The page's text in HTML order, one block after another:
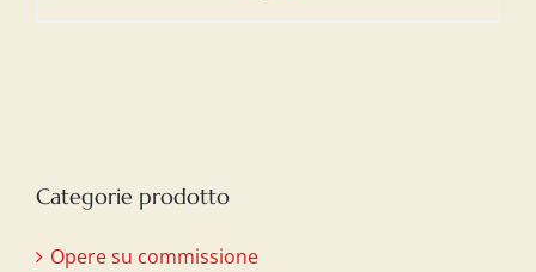
Categorie prodotto
Opere su commissione